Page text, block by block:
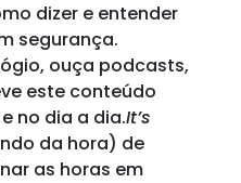
dizer e entender
segurança.
ouça podcasts,
este conteúdo
no dia a dia.It’s
da hora) de
as horas em